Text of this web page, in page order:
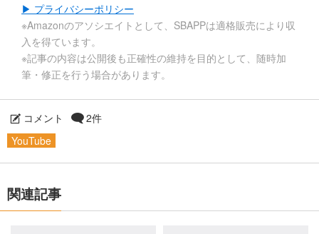
▶ プライバシーポリシー
※Amazonのアソシエイトとして、SBAPPは適格販売により収
入を得ています。
※記事の内容は公開後も正確性の維持を目的として、随時加
筆・修正を行う場合があります。
コメント
2件
YouTube
関連記事